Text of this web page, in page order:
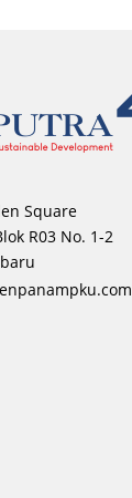
Square
R03 No. 1-2